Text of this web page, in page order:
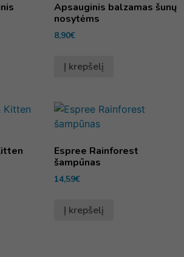
Apsauginis balzamas šunų
nosytėms
8,90€
Į krepšelį
Espree Rainforest
šampūnas
14,59€
Į krepšelį